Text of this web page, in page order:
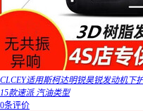
CLCEY适用斯柯达明锐昊锐发动机下
15款速派 汽油类型
0条评价